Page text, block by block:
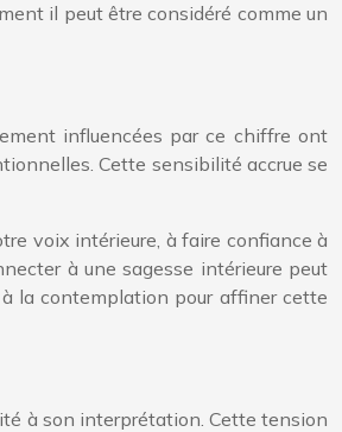
il peut être considéré comme un
influencées par ce chiffre ont
Cette sensibilité accrue se
voix intérieure, à faire confiance à
à une sagesse intérieure peut
la contemplation pour affiner cette
à son interprétation. Cette tension